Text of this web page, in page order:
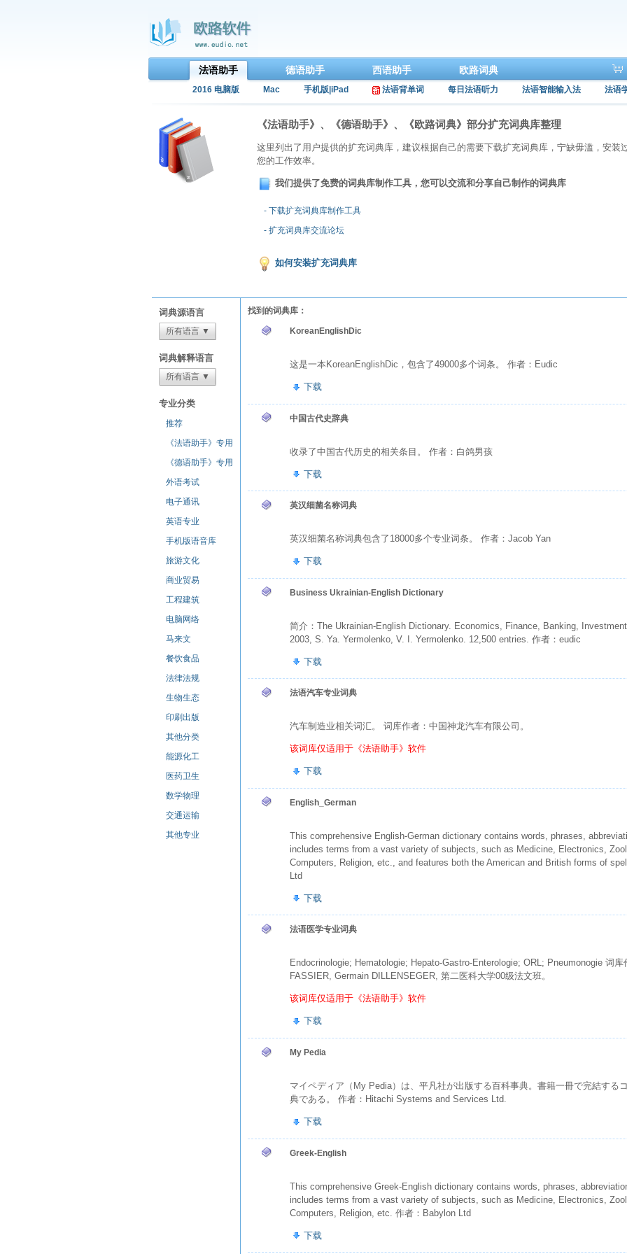
法语助手 德语助手 西语助手 欧路词典
2016 电脑版 Mac 手机版|iPad 法语背单词 每日法语听力 法语智能输入法 法语
《法语助手》、《德语助手》、《欧路词典》部分扩充词典库整理
这里列出了用户提供的扩充词典库，建议根据自己的需要下载扩充词典库，宁缺毋滥，安装
您的工作效率。
我们提供了免费的词典库制作工具，您可以交流和分享自己制作的词典库
- 下载扩充词典库制作工具
- 扩充词典库交流论坛
如何安装扩充词典库
词典源语言
所有语言 ▼
词典解释语言
所有语言 ▼
专业分类
推荐
《法语助手》专用
《德语助手》专用
外语考试
电子通讯
英语专业
手机版语音库
旅游文化
商业贸易
工程建筑
电脑网络
马来文
餐饮食品
法律法规
生物生态
印刷出版
其他分类
能源化工
医药卫生
数学物理
交通运输
其他专业
找到的词典库：
KoreanEnglishDic
这是一本KoreanEnglishDic，包含了49000多个词条。 作者：Eudic
下载
中国古代史辞典
收录了中国古代历史的相关条目。 作者：白鸽男孩
下载
英汉细菌名称词典
英汉细菌名称词典包含了18000多个专业词条。 作者：Jacob Yan
下载
Business Ukrainian-English Dictionary
简介：The Ukrainian-English Dictionary. Economics, Finance, Banking,
2003, S. Ya. Yermolenko, V. I. Yermolenko. 12,500 entries. 作者：eudic
下载
法语汽车专业词典
汽车制造业相关词汇。 词库作者：中国神龙汽车有限公司。
该词库仅适用于《法语助手》软件
下载
English_German
This comprehensive English-German dictionary contains words, phrases,
includes terms from a vast variety of subjects, such as Medicine, Electronics,
Computers, Religion, etc., and features both the American and British forms of
Ltd
下载
法语医学专业词典
Endocrinologie; Hematologie; Hepato-Gastro-Enterologie; ORL; Pneumonogie 词库
FASSIER, Germain DILLENSEGER, 第二医科大学00级法文班。
该词库仅适用于《法语助手》软件
下载
My Pedia
マイペディア（My Pedia）は、平凡社が出版する百科事典。書籍一冊で完結する
典である。 作者：Hitachi Systems and Services Ltd.
下载
Greek-English
This comprehensive Greek-English dictionary contains words, phrases,
includes terms from a vast variety of subjects, such as Medicine, Electronics,
Computers, Religion, etc. 作者：Babylon Ltd
下载